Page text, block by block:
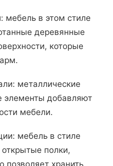
мебель в этом стиле
деревянные
которые
металлические
элементы добавляют
мебели.
мебель в стиле
полки,
позволяет хранить